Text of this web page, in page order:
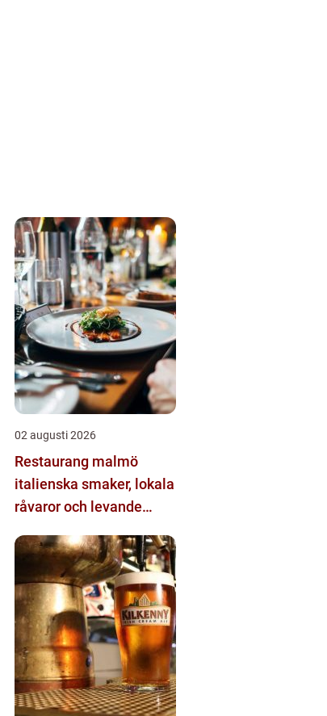
02 augusti 2026
Restaurang malmö
italienska smaker, lokala
råvaror och levande